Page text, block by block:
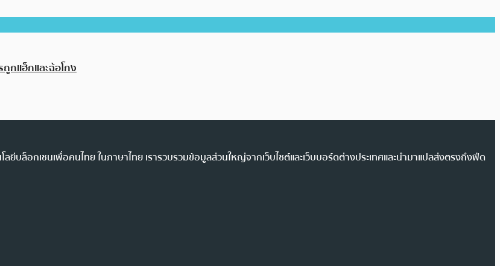
กแฮ็กและฉ้อโกง
ยีบล็อกเชนเพื่อคนไทย ในภาษาไทย เรารวบรวมข้อมูลส่วนใหญ่จากเว็บไซต์และเว็บบอร์ดต่างประเทศและนำมาแปลส่งตรงถึงฟีด